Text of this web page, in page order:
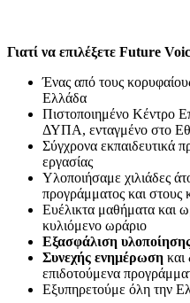
Γιατί να επιλέξετε Future
Ένας από τους
Ελλάδα
Πιστοποιημένο Κέντρο
ΔΥΠΑ, ενταγμένο στο
Σύγχρονα εκπαιδευτικά
εργασίας
Υλοποιήσαμε χιλιάδες
προγράμματος και στους
Ευέλικτα μαθήματα και
κυλιόμενο ωράριο
Εξασφάλιση
Συνεχής ενημέρωση και
επιδοτούμενα
Εξυπηρετούμε όλη την